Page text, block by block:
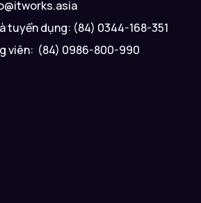
tuyển dụng: (84) 0344-168-351
viên: (84) 0986-800-990